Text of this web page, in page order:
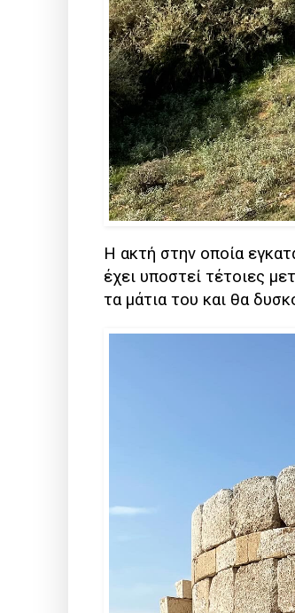
Η ακτή στην οποία
έχει υποστεί τέτοιες
τα μάτια του και θα